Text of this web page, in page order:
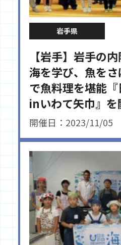
岩手県
【岩手】岩手の
海を学び、魚を
で魚料理を堪能
inいわて矢巾』を
開催日：2023/11/05